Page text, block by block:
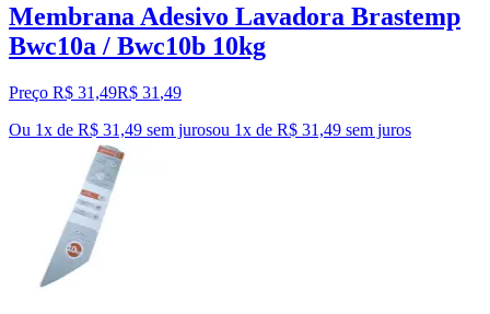
Membrana Adesivo Lavadora Brastemp
Bwc10a / Bwc10b 10kg
Preço R$ 31,49R$ 31 ,49
Ou 1x de R$ 31,49 sem jurosou 1x de R$ 31,49 sem juros